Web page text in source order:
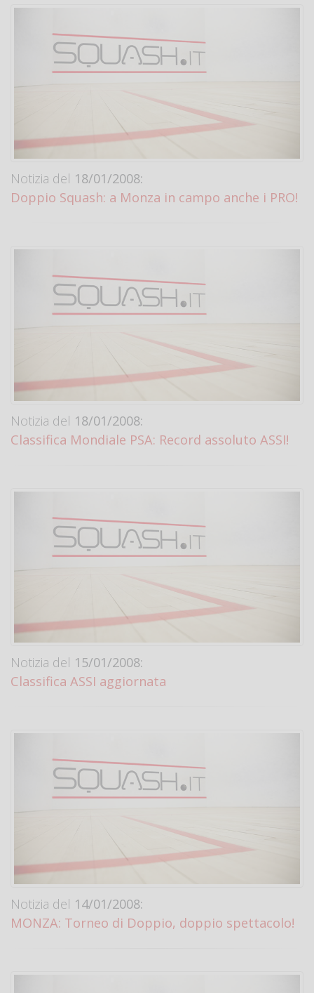
Notizia del 18/01/2008:
Doppio Squash: a Monza in campo anche i PRO!
Notizia del 18/01/2008:
Classifica Mondiale PSA: Record assoluto ASSI!
Notizia del 15/01/2008:
Classifica ASSI aggiornata
Notizia del 14/01/2008:
MONZA: Torneo di Doppio, doppio spettacolo!